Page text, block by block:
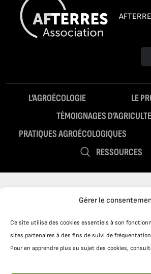
Gérer le
Ce site utilise des cookies essentiels à son
sites partenaires à des fins de suivi de
Pour en apprendre plus au sujet des cookies,
L’AGROÉCOLOGIE
LE
TÉMOIGNAGES
PRATIQUES AGROÉCOLOGIQUES
RESSOURCES